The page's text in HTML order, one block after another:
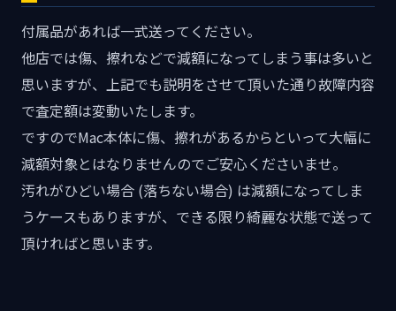
付属品があれば一式送ってください。
他店では傷、擦れなどで減額になってしまう事は多いと
思いますが、上記でも説明をさせて頂いた通り故障内容
で査定額は変動いたします。
ですのでMac本体に傷、擦れがあるからといって大幅に
減額対象とはなりませんのでご安心くださいませ。
汚れがひどい場合 (落ちない場合) は減額になってしま
うケースもありますが、できる限り綺麗な状態で送って
頂ければと思います。